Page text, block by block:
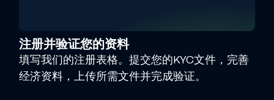
注册并验证您的资料
填写我们的注册表格。提交您的KYC文件，完善
经济资料，上传所需文件并完成验证。